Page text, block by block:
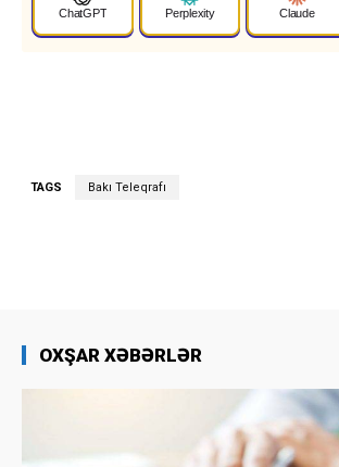
ChatGPT Perplexity Claude
TAGS Bakı Teleqrafı
OXŞAR XƏBƏRLƏR